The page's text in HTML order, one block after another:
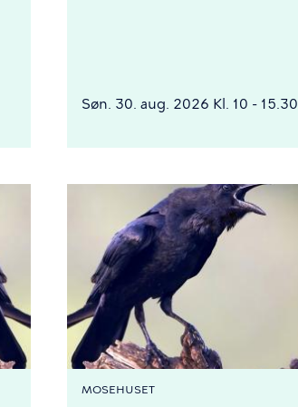
Søn. 30. aug. 2026 Kl. 10 - 15.30
MOSEHUSET